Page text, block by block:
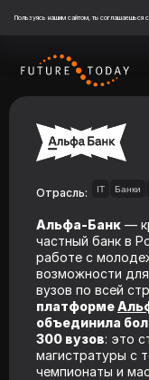
Пользуясь нашим сайтом, ты соглашаешься
Отрасль: IT Банки
Альфа-Банк —
частный банк в
работе с
возможности
вузов по всей
платформе
объединила
300 вузов: это
магистратуры с
чемпионаты и